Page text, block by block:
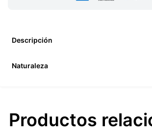
Descripción
Naturaleza
Productos